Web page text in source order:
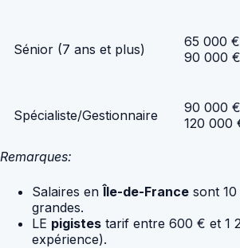
Sénior (7 ans et plus)
65 000
90 000 €
Spécialiste/Gestionnaire
90 000
120 000
Remarques:
Salaires enÎle-de-France sont
grandes.
LE pigistes tarif entre 600 € et 1
expérience).